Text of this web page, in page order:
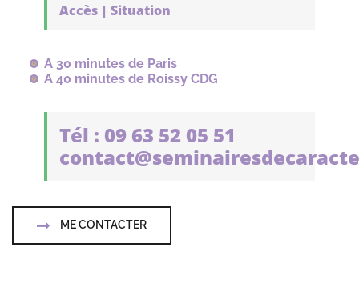
Accès | Situation
A 30 minutes de Paris
A 40 minutes de Roissy CDG
Tél : 09 63 52 05 51
ME CONTACTER